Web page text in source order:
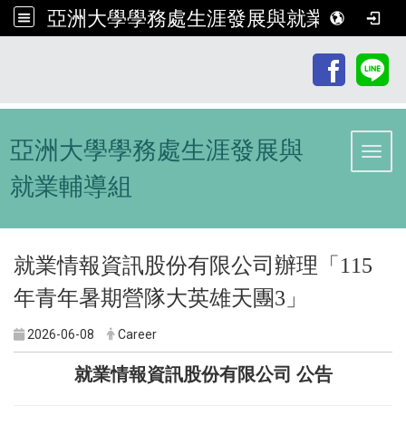
亞洲大學學務處生涯發展與就業輔導組
亞洲大學學務處生涯發展與
就業輔導組
就業情報資訊股份有限公司辦理「115
年青年暑期營隊大英雄天團3」
2026-06-08 Career
就業情報資訊股份有限公司 公告